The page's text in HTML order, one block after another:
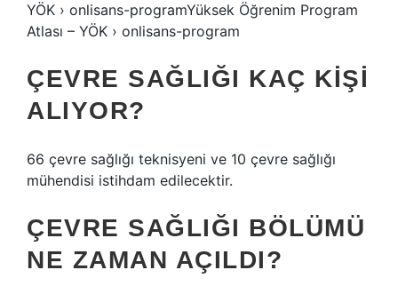
YÖK › onlisans-programYüksek Öğrenim Program
Atlası – YÖK › onlisans-program
ÇEVRE SAĞLIĞI KAÇ KIŞI
ALIYOR?
66 çevre sağlığı teknisyeni ve 10 çevre sağlığı
mühendisi istihdam edilecektir.
ÇEVRE SAĞLIĞI BÖLÜMÜ
NE ZAMAN AÇILDI?